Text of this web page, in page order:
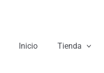
Inicio
Tienda